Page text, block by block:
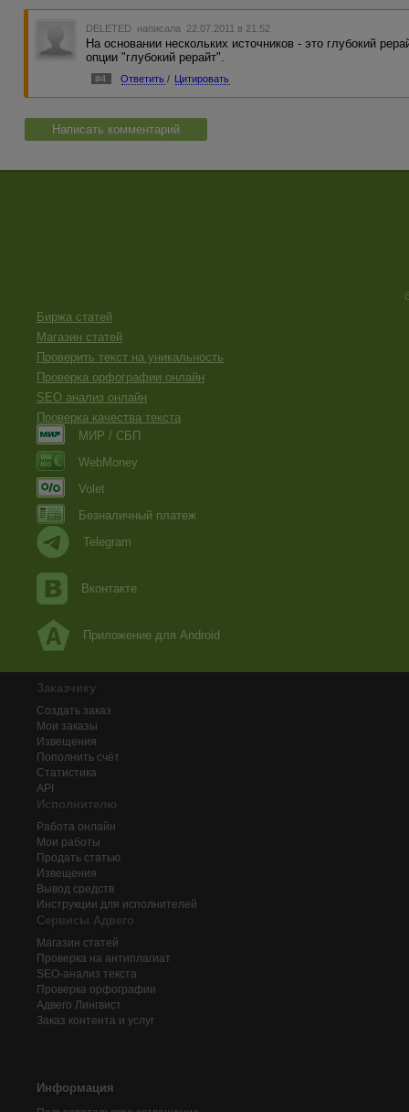
DELETED написала 22.07.2011 в 21:52
На основании нескольких источников - это глубокий
опции "глубокий рерайт".
#4 Ответить / Цитировать
Написать комментарий
Биржа статей
Магазин статей
Проверить текст на уникальность
Проверка орфографии онлайн
SEO анализ онлайн
Проверка качества текста
МИР / СБП
WebMoney
Volet
Безналичный платеж
Telegram
Вконтакте
Приложение для Android
Заказчику
Создать заказ
Мои заказы
Извещения
Пополнить счёт
Статистика
API
Исполнителю
Работа онлайн
Мои работы
Продать статью
Извещения
Вывод средств
Инструкции для исполнителей
Сервисы Адвего
Магазин статей
Проверка на антиплагиат
SEO-анализ текста
Проверка орфографии
Адвего Лингвист
Заказ контента и услуг
Информация